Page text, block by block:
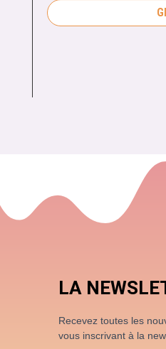
LA
Recevez toutes les
vous inscrivant à la